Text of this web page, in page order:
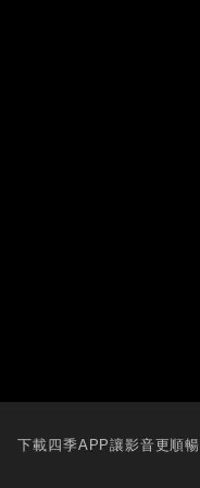
下載四季APP讓影音更順暢